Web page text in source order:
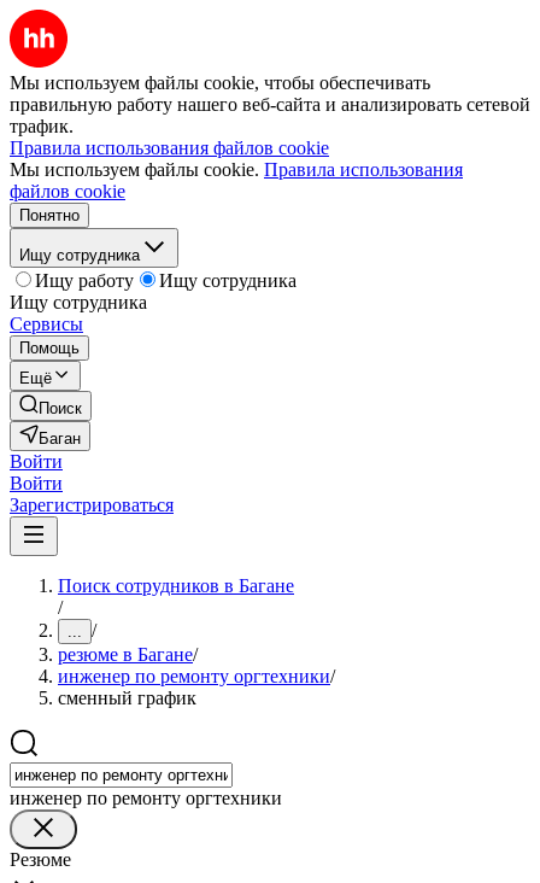
Мы используем файлы cookie, чтобы обеспечивать
правильную работу нашего веб-сайта и анализировать сетевой
трафик.
Правила использования файлов cookie
Мы используем файлы cookie. Правила использования
файлов cookie
Понятно
Ищу сотрудника
Ищу работу
Ищу сотрудника
Ищу сотрудника
Сервисы
Помощь
Ещё
Поиск
Баган
Войти
Войти
Зарегистрироваться
Поиск сотрудников в Багане
/
... /
резюме в Багане/
инженер по ремонту оргтехники/
сменный график
инженер по ремонту оргтехники
Резюме